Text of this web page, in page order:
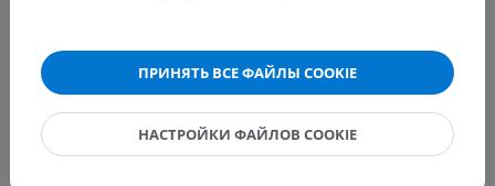
ПРИНЯТЬ ВСЕ ФАЙЛЫ COOKIE
НАСТРОЙКИ ФАЙЛОВ COOKIE